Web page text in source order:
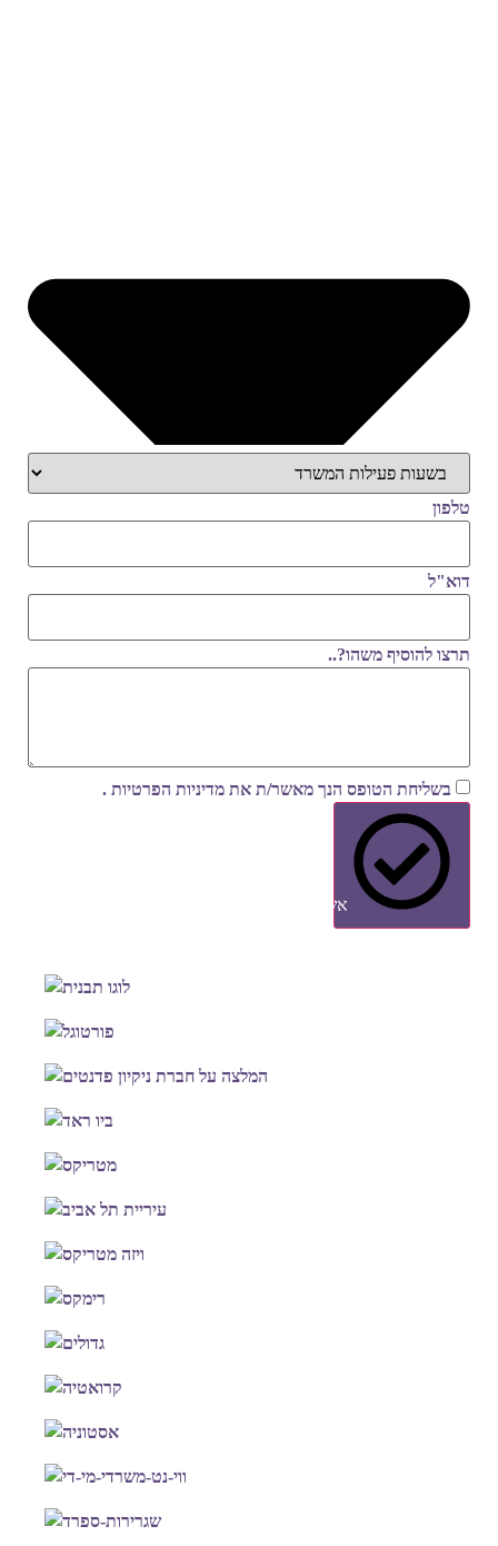
טלפון
דוא"ל
תרצו להוסיף משהו?..
בשליחת הטופס הנך מאשר/ת את מדיניות הפרטיות .
אשמח להצעה